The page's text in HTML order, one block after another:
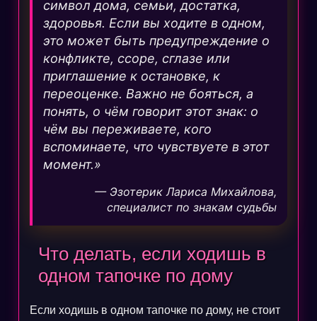
символ дома, семьи, достатка,
здоровья. Если вы ходите в одном,
это может быть предупреждение о
конфликте, ссоре, сглазе или
приглашение к остановке, к
переоценке. Важно не бояться, а
понять, о чём говорит этот знак: о
чём вы переживаете, кого
вспоминаете, что чувствуете в этот
момент.»
— Эзотерик Лариса Михайлова,
специалист по знакам судьбы
Что делать, если ходишь в
одном тапочке по дому
Если ходишь в одном тапочке по дому, не стоит